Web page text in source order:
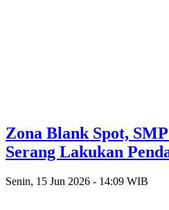
Zona Blank Spot,
Serang Lakukan
Senin, 15 Jun 2026 - 14:09 WIB